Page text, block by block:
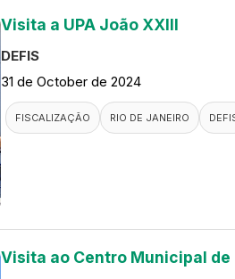
Visita a UPA João XXIII
DEFIS
31 de October de 2024
FISCALIZAÇÃO RIO DE JANEIRO
Visita ao Centro Municipal de